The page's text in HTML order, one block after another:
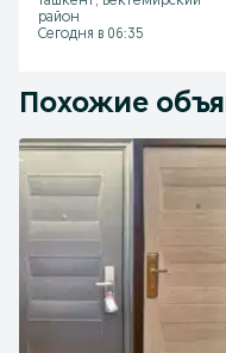
УСТАНОВКА
район
Сегодня в 06:35
Похожие